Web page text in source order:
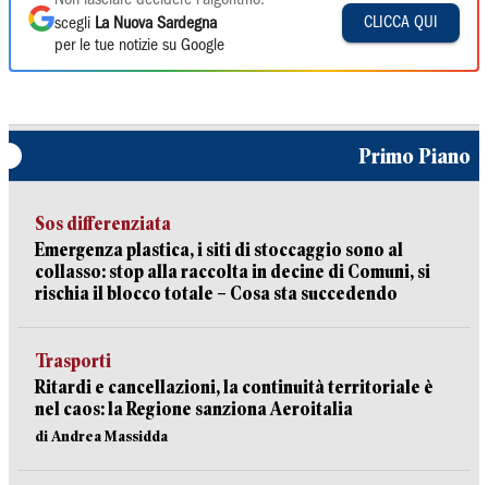
scegli La Nuova Sardegna
per le tue notizie su Google
CLICCA QUI
Primo Piano
Sos differenziata
Emergenza plastica, i siti di stoccaggio sono al
collasso: stop alla raccolta in decine di Comuni, si
rischia il blocco totale – Cosa sta succedendo
Trasporti
Ritardi e cancellazioni, la continuità territoriale è
nel caos: la Regione sanziona Aeroitalia
di Andrea Massidda